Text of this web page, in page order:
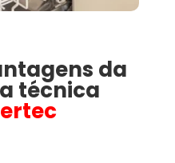
da
técnica